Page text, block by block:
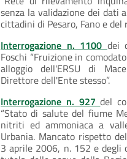
senza la validazione dei dati
cittadini di Pesaro, Fano e del
Interrogazione n. 1100 dei
Foschi “Fruizione in
alloggio dell'ERSU di
Direttore dell'Ente stesso”.
Interrogazione n. 927del
“Stato di salute del fiume
nitriti ed ammoniaca a
Urbania. Mancato rispetto
3 aprile 2006, n. 152 e degli